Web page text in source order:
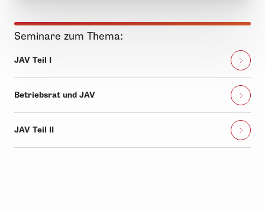
Seminare zum Thema:
JAV Teil I
Betriebsrat und JAV
JAV Teil II